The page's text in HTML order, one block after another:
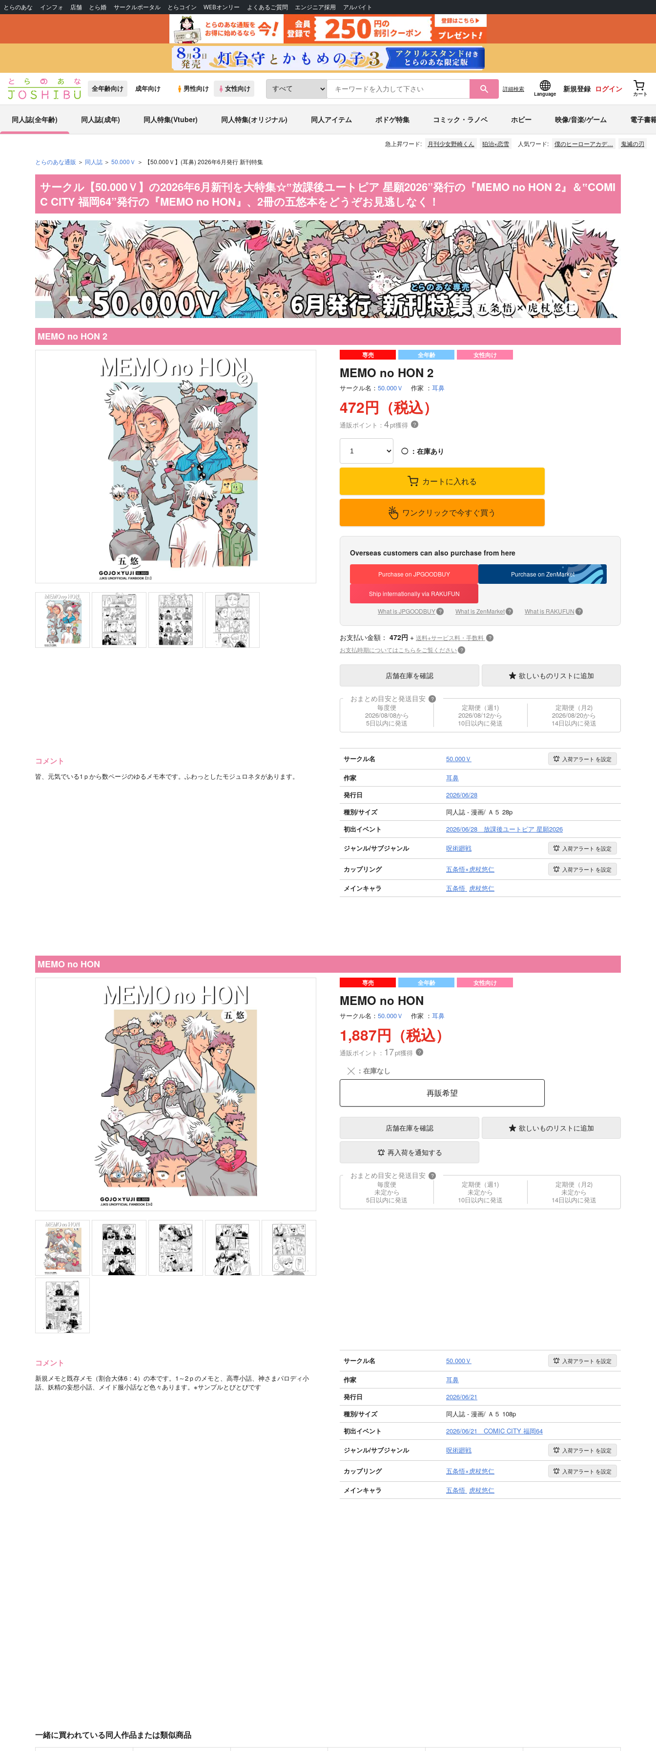
とらのあな インフォ 店舗 とら婚 サークルポータル とらコイン WEBオンリー よくあるご質問 エンジニア採用 アルバイト
全年齢向け 成年向け 男性向け 女性向け 詳細検索
Language
新規登録 ログイン
カート
同人誌(全年齢) 同人誌(成年) 同人特集(Vtuber) 同人特集(オリジナル) 同人アイテム ボドゲ特集 コミック・ラノベ ホビー 映像/音楽/ゲーム 電子書
急上昇ワード: 月刊少女野崎くん 狛治×恋雪 人気ワード: 僕のヒーローアカデ… 鬼滅の刃
とらのあな通販 同人誌 50.000Ｖ 【50.000Ｖ】(耳鼻) 2026年6月発行 新刊特集
サークル【50.000Ｖ】の2026年6月新刊を大特集☆‟放課後ユートピア 星願2026”発行の『MEMO no HON 2』＆‟COMI
C CITY 福岡64”発行の『MEMO no HON』、2冊の五悠本をどうぞお見逃しなく！
MEMO no HON 2
専売 全年齢 女性向け
MEMO no HON 2
サークル名： 50.000Ｖ 作家 ： 耳鼻
472円（税込）
通販ポイント： 4pt獲得 ？
◯ ：在庫あり
カートに入れる
ワンクリックで今すぐ買う
Overseas customers can also purchase from here
Purchase on JPGOODBUY Purchase on ZenMarket
Ship internationally via RAKUFUN
What is JPGOODBUY ? What is ZenMarket ? What is RAKUFUN ?
お支払い金額： 472円 + 送料+サービス料・手数料 ?
お支払時期についてはこちらをご覧ください ?
店舗在庫を確認 欲しいものリストに追加
おまとめ目安と発送目安 ?
毎度便
2026/08/08から
5日以内に発送
定期便（週1)
2026/08/12から
10日以内に発送
定期便（月2)
2026/08/20から
14日以内に発送
サークル名 50.000Ｖ 入荷アラート を設定
作家
耳鼻
発行日
2026/06/28
種別/サイズ
同人誌 - 漫画/ Ａ５ 28p
初出イベント
2026/06/28 放課後ユートピア 星願2026
ジャンル/サブジャンル 呪術廻戦 入荷アラート を設定
カップリング 五条悟×虎杖悠仁 入荷アラート を設定
メインキャラ 五条悟 虎杖悠仁
コメント
皆、元気でいる1ｐから数ページのゆるメモ本です。ふわっとしたモジュロネタがあります。
MEMO no HON
専売 全年齢 女性向け
MEMO no HON
サークル名： 50.000Ｖ 作家 ： 耳鼻
1,887円（税込）
通販ポイント： 17pt獲得 ？
╳ ：在庫なし
再販希望
店舗在庫を確認 欲しいものリストに追加
再入荷を通知する
おまとめ目安と発送目安 ?
毎度便
未定から
5日以内に発送
定期便（週1)
未定から
10日以内に発送
定期便（月2)
未定から
14日以内に発送
サークル名 50.000Ｖ 入荷アラート を設定
作家
耳鼻
発行日
2026/06/21
種別/サイズ
同人誌 - 漫画/ Ａ５ 108p
初出イベント
2026/06/21 COMIC CITY 福岡64
ジャンル/サブジャンル 呪術廻戦 入荷アラート を設定
カップリング 五条悟×虎杖悠仁 入荷アラート を設定
メインキャラ 五条悟 虎杖悠仁
コメント
新規メモと既存メモ（割合大体6：4）の本です。1～2ｐのメモと、高専小話、神さまパロディ小
話、妖精の妄想小話、メイド服小話など色々あります。※サンプルとびとびです
一緒に買われている同人作品または類似商品